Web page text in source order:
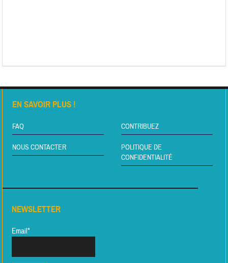
EN SAVOIR PLUS !
FAQ CONTRIBUEZ
NOUS CONTACTER
POLITIQUE DE
CONFIDENTIALITÉ
NEWSLETTER
Email*